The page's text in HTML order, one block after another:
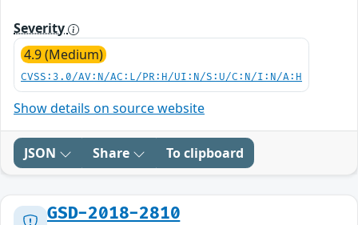
Severity
4.9 (Medium)
CVSS:3.0/AV:N/AC:L/PR:H/UI:N/S:U/C:N/I:N/A:H
Show details on source website
JSON Share To clipboard
GSD-2018-2810